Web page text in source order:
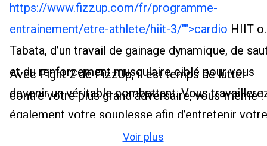
https://www.fizzup.com/fr/programme-
entrainement/etre-athlete/hiit-3/"">cardio HIIT
Tabata, d’un travail de gainage dynamique, de
et du renforcement musculaire ciblé pour vous
devenir un véritable combattant. Vous travaillerez
également votre souplesse afin d’entretenir votre
corps et vous déplacer de façon fluide pour
Avec Fight 2 de FizzUp, il est temps de lutter
contre votre plus grand adversaire, vous-même !
Voir plus